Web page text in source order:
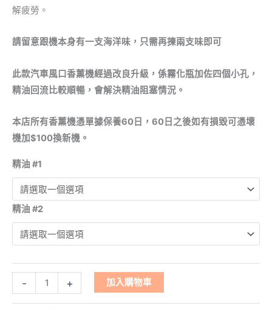
解疲勞。
請留意跟機本身有一支海洋味，只需再揀兩支味即可
此款汽車風口香薰機經過改良升級，係霧化瓶加佐四個小孔，
精油回流比較順暢，會解決精油阻塞情況。
本店所有香薰機憑單據保養60日，60日之後如有損毀可憑壞
機加$100換新機。
精油 #1
精油 #2
- + 加入購物車